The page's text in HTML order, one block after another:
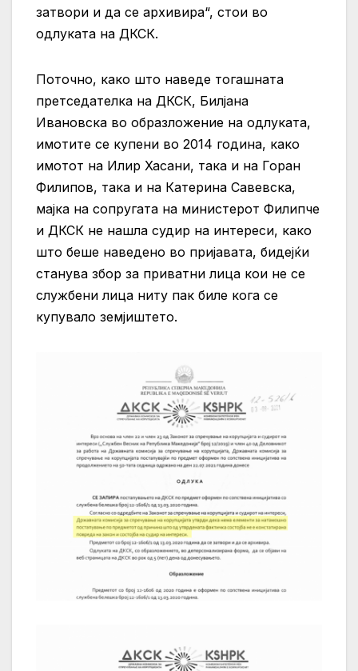
затвори и да се архивира“, стои во
одлуката на ДКСК.
Поточно, како што наведе тогашната
претседателка на ДКСК, Билјана
Ивановска во образложение на одлуката,
имотите се купени во 2014 година, како
имотот на Илир Хасани, така и на Горан
Филипов, така и на Катерина Савевска,
мајка на сопругата на министерот Филипче
и ДКСК не нашла судир на интереси, како
што беше наведено во пријавата, бидејќи
станува збор за приватни лица кои не се
службени лица ниту пак биле кога се
купувало земјиштето.